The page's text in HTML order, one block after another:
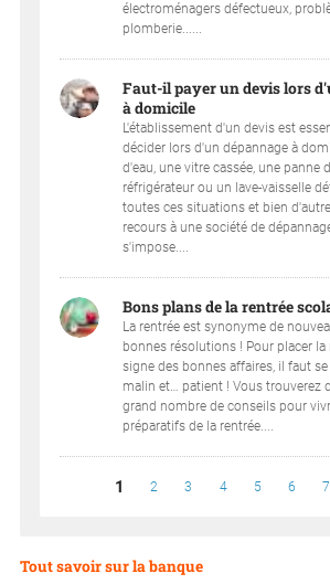
électroménagers défectueux,
plomberie......
Faut-il payer un devis lors
à domicile
L'établissement d'un devis est
décider lors d'un dépannage à
d'eau, une vitre cassée, une panne
réfrigérateur ou un lave-vaisselle
toutes ces situations et bien
recours à une société de
s'impose....
Bons plans de la rentrée
La rentrée est synonyme de
bonnes résolutions ! Pour placer la
signe des bonnes affaires, il faut
malin et… patient ! Vous trouverez
grand nombre de conseils pour
préparatifs de la rentrée....
1 2 3 4 5 6 7
Tout savoir sur la banque